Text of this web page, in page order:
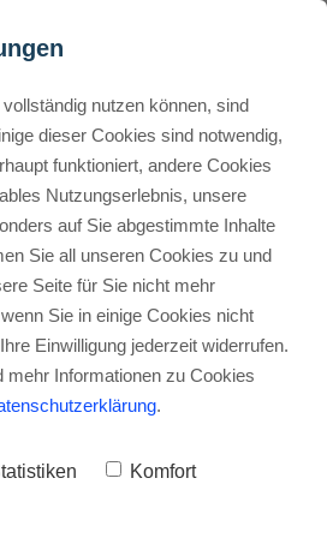
man n8n
wann
Code
(*) sind Affiliate-Links. Kaufst
in deinem Büro,
nutzen können, sind
dieser Cookies sind notwendig,
funktioniert, andere Cookies
Nutzungserlebnis, unsere
auf Sie abgestimmte Inhalte
Sie all unseren Cookies zu und
Seite für Sie nicht mehr
Sie in einige Cookies nicht
Einwilligung jederzeit widerrufen.
mehr Informationen zu Cookies
.
Komfort